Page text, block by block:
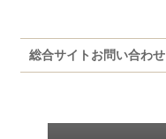
総合サイトお問い合わせ